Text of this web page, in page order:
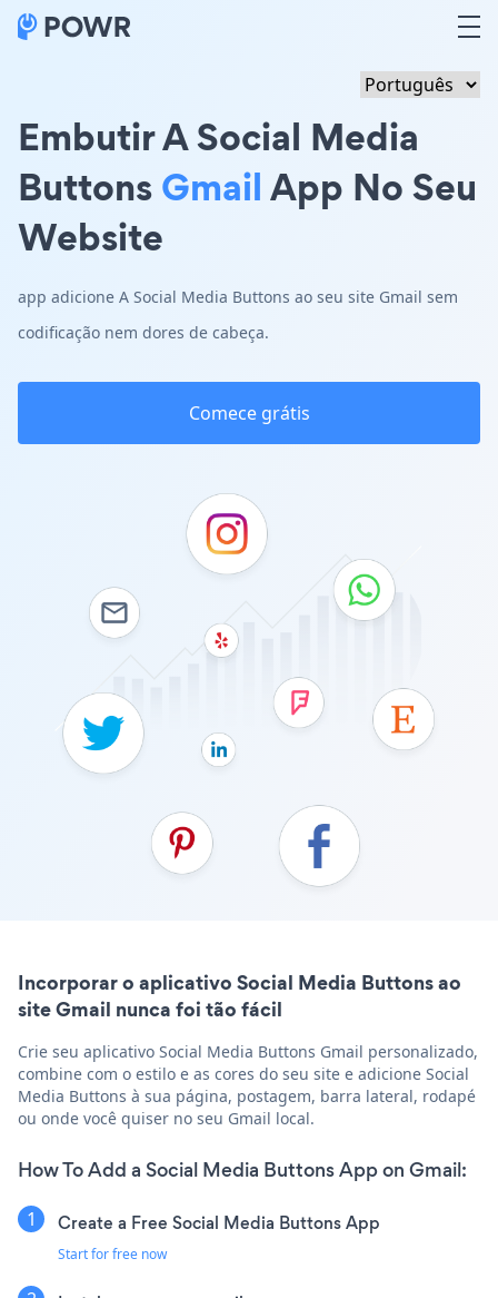
Embutir A Social Media
ButtonsGmailApp No Seu
Website
app adicione A Social Media Buttons ao seu site Gmail sem
codificação nem dores de cabeça.
Comece grátis
Incorporar o aplicativo Social Media Buttons ao
site Gmail nunca foi tão fácil
Crie seu aplicativo Social Media Buttons Gmail personalizado,
combine com o estilo e as cores do seu site e adicione Social
Media Buttons à sua página, postagem, barra lateral, rodapé
ou onde você quiser no seu Gmail local.
How To Add a Social Media Buttons App on Gmail:
Create a Free Social Media Buttons App
Start for free now